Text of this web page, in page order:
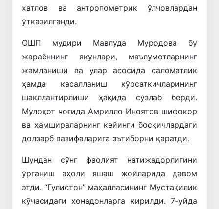
хатлов ва антропометрик ўлчовлардан
ўтказилганди.
ОШП мудири Мавлуда Муродова бу
жараённинг якунлари, маълумотларнинг
жамланиши ва улар асосида саломатлик
ҳамда касалланиш кўрсаткичларининг
шакллантирлиши ҳақида сўзлаб берди.
Мулоқот чоғида Амрилло Иноятов шифокор
ва ҳамшираларнинг кейинги босқичлардаги
долзарб вазифаларига эътиборни қаратди.
Шундан сўнг фаолият натижадорлигини
ўрганиш аҳоли яшаш жойларида давом
этди. “Гулистон” маҳалласининг Мустақилик
кўчасидаги хонадонларга кирилди. 7-уйда